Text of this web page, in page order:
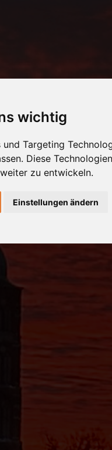
wichtig
Targeting
Diese
zu entwickeln.
Einstellungen ändern